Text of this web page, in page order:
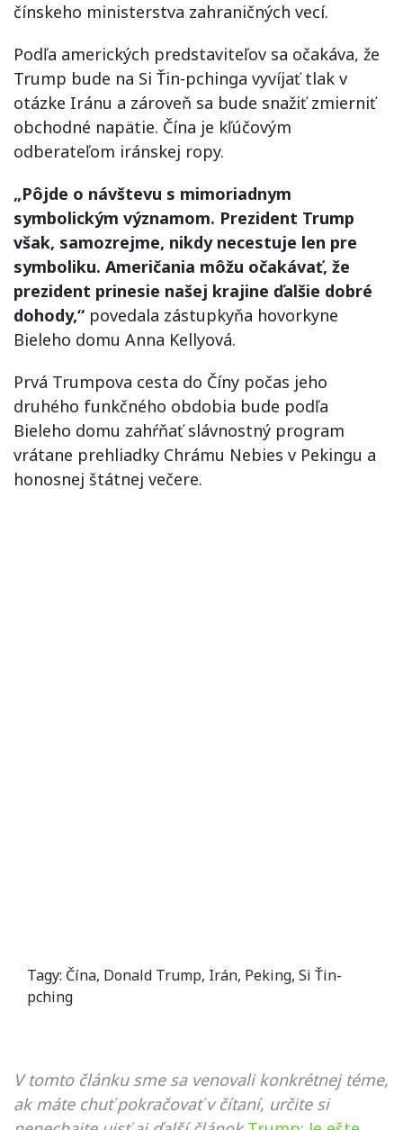
čínskeho ministerstva zahraničných vecí.
Podľa amerických predstaviteľov sa očakáva, že
Trump bude na Si Ťin-pchinga vyvíjať tlak v
otázke Iránu a zároveň sa bude snažiť zmierniť
obchodné napätie. Čína je kľúčovým
odberateľom iránskej ropy.
„Pôjde o návštevu s mimoriadnym
symbolickým významom. Prezident Trump
však, samozrejme, nikdy necestuje len pre
symboliku. Američania môžu očakávať, že
prezident prinesie našej krajine ďalšie dobré
dohody,“ povedala zástupkyňa hovorkyne
Bieleho domu Anna Kellyová.
Prvá Trumpova cesta do Číny počas jeho
druhého funkčného obdobia bude podľa
Bieleho domu zahŕňať slávnostný program
vrátane prehliadky Chrámu Nebies v Pekingu a
honosnej štátnej večere.
Tagy: Čína, Donald Trump, Irán, Peking, Si Ťin-
pching
V tomto článku sme sa venovali konkrétnej téme,
ak máte chuť pokračovať v čítaní, určite si